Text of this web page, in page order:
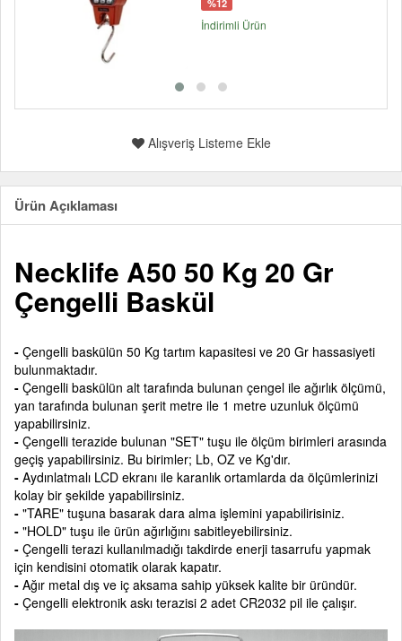
İndirimli Ürün
Alışveriş Listeme Ekle
Ürün Açıklaması
Necklife A50 50 Kg 20 Gr
Çengelli Baskül
- Çengelli baskülün 50 Kg tartım kapasitesi ve 20 Gr hassasiyeti
bulunmaktadır.
- Çengelli baskülün alt tarafında bulunan çengel ile ağırlık ölçümü,
yan tarafında bulunan şerit metre ile 1 metre uzunluk ölçümü
yapabilirsiniz.
- Çengelli terazide bulunan "SET" tuşu ile ölçüm birimleri arasında
geçiş yapabilirsiniz. Bu birimler; Lb, OZ ve Kg'dır.
- Aydınlatmalı LCD ekranı ile karanlık ortamlarda da ölçümlerinizi
kolay bir şekilde yapabilirsiniz.
- "TARE" tuşuna basarak dara alma işlemini yapabilirisiniz.
- "HOLD" tuşu ile ürün ağırlığını sabitleyebilirsiniz.
- Çengelli terazi kullanılmadığı takdirde enerji tasarrufu yapmak
için kendisini otomatik olarak kapatır.
- Ağır metal dış ve iç aksama sahip yüksek kalite bir üründür.
- Çengelli elektronik askı terazisi 2 adet CR2032 pil ile çalışır.